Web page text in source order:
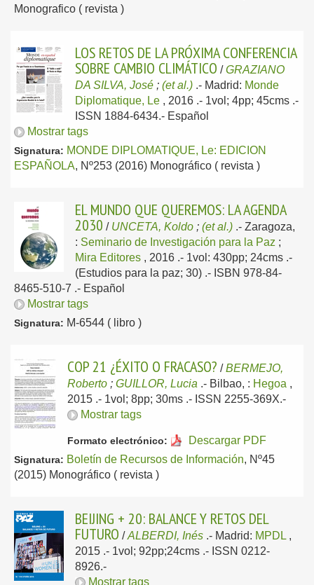
Monografico ( revista )
LOS RETOS DE LA PRÓXIMA CONFERENCIA
SOBRE CAMBIO CLIMÁTICO /GRAZIANO
DA SILVA, José ; (et al.) .- Madrid: Monde
Diplomatique, Le , 2016 .- 1vol; 4pp; 45cms .-
ISSN 1884-6434.- Español
Mostrar tags
Signatura: MONDE DIPLOMATIQUE, Le: EDICION
ESPAÑOLA, Nº253 (2016) Monográfico ( revista )
EL MUNDO QUE QUEREMOS: LA AGENDA
2030 / UNCETA, Koldo ; (et al.) .- Zaragoza,
: Seminario de Investigación para la Paz ;
Mira Editores , 2016 .- 1vol: 430pp; 24cms .-
(Estudios para la paz; 30) .- ISBN 978-84-
8465-510-7 .- Español
Mostrar tags
Signatura: M-6544 ( libro )
COP 21 ¿ÉXITO O FRACASO? /BERMEJO,
Roberto ; GUILLOR, Lucia .- Bilbao, : Hegoa ,
2015 .- 1vol; 8pp; 30ms .- ISSN 2255-369X.-
Mostrar tags
Formato electrónico: Descargar PDF
Signatura: Boletín de Recursos de Información, Nº45
(2015) Monográfico ( revista )
BEIJING + 20: BALANCE Y RETOS DEL
FUTURO /ALBERDI, Inés .- Madrid: MPDL ,
2015 .- 1vol; 92pp;24cms .- ISSN 0212-
8926.-
Mostrar tags